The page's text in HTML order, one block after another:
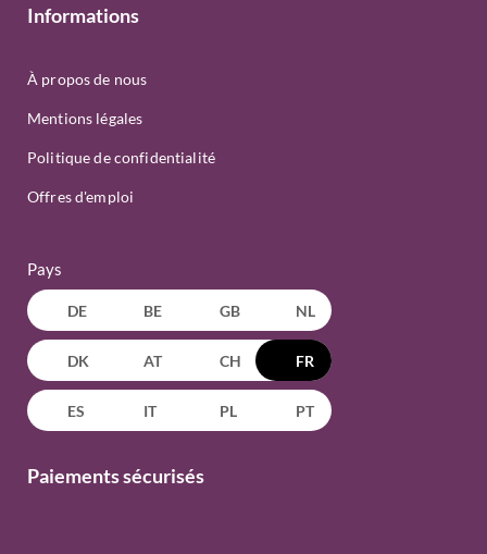
Informations
À propos de nous
Mentions légales
Politique de confidentialité
Offres d'emploi
Pays
DE BE GB NL
DK AT CH FR
ES IT PL PT
Paiements sécurisés